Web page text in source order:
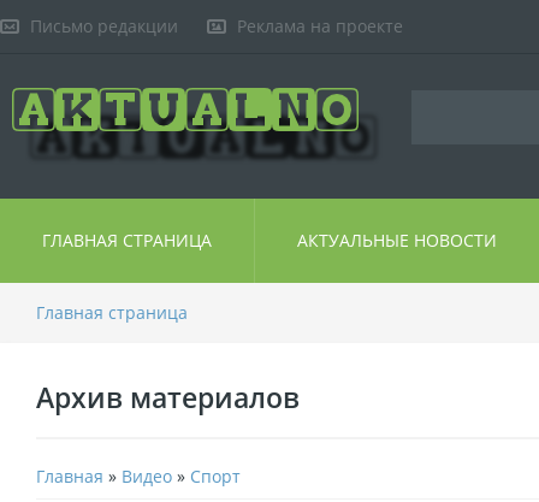
Письмо редакции Реклама на проекте
ГЛАВНАЯ СТРАНИЦА АКТУАЛЬНЫЕ НОВОСТИ
Главная страница
Архив материалов
Главная » Видео » Спорт